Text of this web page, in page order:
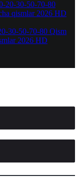
30-50-70-80 Qism
2026 HD